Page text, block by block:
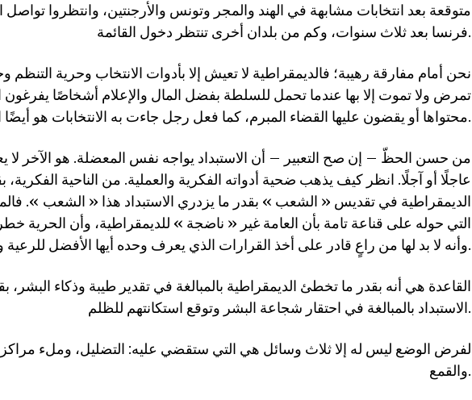
متوقعة بعد انتخابات مشابهة في الهند والمجر وتونس والأرجنتين، وانتظروا
فرنسا بعد ثلاث سنوات، وكم من بلدان أخرى تنتظر دخول القائمة.
نحن أمام مفارقة رهيبة؛ فالديمقراطية لا تعيش إلا بأدوات الانتخاب وحرية التنظم
تمرض ولا تموت إلا بها عندما تحمل للسلطة بفضل المال والإعلام أشخاصًا يفرغون
محتواها أو يقضون عليها القضاء المبرم، كما فعل رجل جاءت به الانتخابات هو أيضًا اسمه أدولف هتلر.
من حسن الحظّ – إن صح التعبير – أن الاستبداد يواجه نفس المعضلة. هو الآخر لا
عاجلًا أو آجلًا. انظر كيف يذهب ضحية أدواته الفكرية والعملية. من الناحية الفكرية،
الديمقراطية في تقديس « الشعب » بقدر ما يزدري الاستبداد هذا « الشعب ».
التي حوله على قناعة تامة بأن العامة غير « ناضجة » للديمقراطية، وأن الحرية
وأنه لا بد لها من راعٍ قادر على أخذ القرارات الذي يعرف وحده أيها الأفضل للرعية وخاصة للراعي.
القاعدة هي أنه بقدر ما تخطئ الديمقراطية بالمبالغة في تقدير طيبة وذكاء
الاستبداد بالمبالغة في احتقار شجاعة البشر وتوقع استكانتهم للظلم.
لفرض الوضع ليس له إلا ثلاث وسائل هي التي ستقضي عليه: التضليل، وملء مراكز
والقمع.